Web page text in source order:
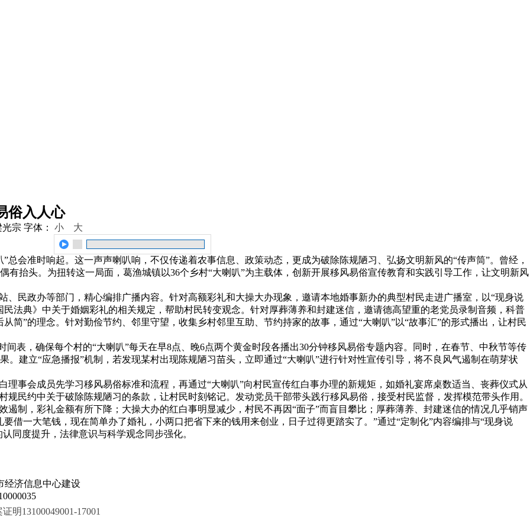
俗入人心
光宗 字体： 小 大
总会准时响起。这一声声喇叭响，不仅传递着农事信息、政策动态，更成为破除陈规陋习、弘扬文明新风的“传声筒”。曾经，
有抬头。为扭转这一局面，葛渔城镇以36个乡村“大喇叭”为主载体，创新开展移风易俗宣传教育和实践引导工作，让文明新风
、民政办等部门，精心编排广播内容。针对高额彩礼和大操大办现象，邀请本地婚事新办的典型村民走进广播室，以“现身说
法典》中关于婚姻彩礼的相关规定，帮助村民转变观念。针对厚葬薄养和封建迷信，邀请德高望重的老党员录制音频，科普
简”的理念。针对勤俭节约、邻里守望，收集乡村邻里互助、节约持家的故事，通过“大喇叭”以“故事汇”的形式播出，让村民
间表，确保每个村的“大喇叭”每天在早8点、晚6点两个黄金时段各播出30分钟移风易俗专题内容。同时，在春节、中秋节等传
建立“应急播报”机制，若发现某村出现陈规陋习苗头，立即通过“大喇叭”进行针对性宣传引导，将不良风气遏制在萌芽状
理事会成员先学习移风易俗标准和流程，再通过“大喇叭”向村民宣传红白事办理的新规矩，如婚礼宴席桌数适当、丧葬仪式从
民约中关于破除陈规陋习的条款，让村民时刻铭记。发动党员干部带头践行移风易俗，接受村民监督，发挥模范带头作用。
遏制，彩礼金额有所下降；大操大办的红白事明显减少，村民不再因“面子”而盲目攀比；厚葬薄养、封建迷信的情况几乎销声
借一大笔钱，现在简单办了婚礼，小两口把省下来的钱用来创业，日子过得更踏实了。”通过“定制化”内容编排与“现身说
同度提升，法律意识与科学观念同步强化。
经济信息中心建设
明13100049001-17001